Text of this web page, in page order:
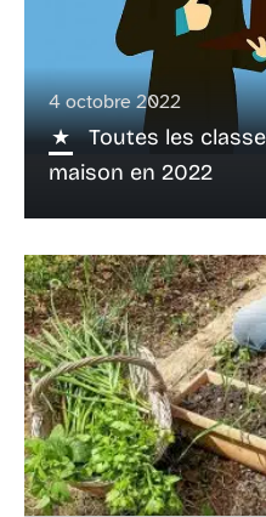
4 octobre 2022
Toutes les
maison en 2022